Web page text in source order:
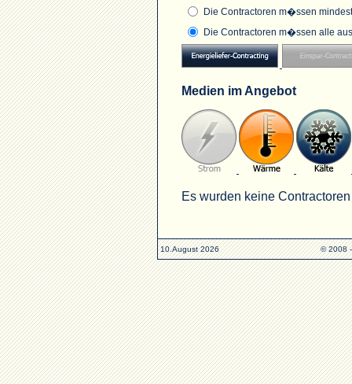
Die Contractoren m�ssen
Die Contractoren m�ssen alle
Medien im Angebot
Es wurden keine
10.August 2026 © 2008